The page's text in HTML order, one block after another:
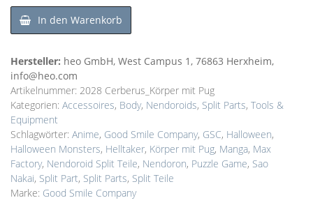
In den Warenkorb
Hersteller: heo GmbH, West Campus 1, 76863 Herxheim,
info@heo.com
Artikelnummer: 2028 Cerberus_Körper mit Pug
Kategorien: Accessoires, Body, Nendoroids, Split Parts, Tools &
Equipment
Schlagwörter: Anime, Good Smile Company, GSC, Halloween,
Halloween Monsters, Helltaker, Körper mit Pug, Manga, Max
Factory, Nendoroid Split Teile, Nendoron, Puzzle Game, Sao
Nakai, Split Part, Split Parts, Split Teile
Marke: Good Smile Company